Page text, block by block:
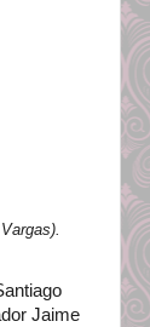
Jaime